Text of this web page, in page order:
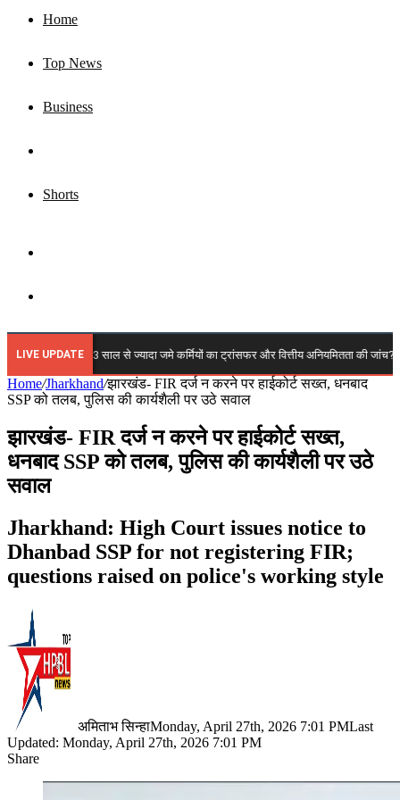
Home
Top News
Business
Shorts
for
LIVE UPDATE
में कब होगी 3 साल से ज्यादा जमे कर्मियों का ट्रांसफर और वित्तीय अनियमितता की जांच?
Home/Jharkhand/झारखंड- FIR दर्ज न करने पर हाईकोर्ट सख्त, धनबाद
SSP को तलब, पुलिस की कार्यशैली पर उठे सवाल
झारखंड- FIR दर्ज न करने पर हाईकोर्ट सख्त,
धनबाद SSP को तलब, पुलिस की कार्यशैली पर उठे
सवाल
Jharkhand: High Court issues notice to
Dhanbad SSP for not registering FIR;
questions raised on police's working style
अमिताभ सिन्हाMonday, April 27th, 2026 7:01 PMLast
Updated: Monday, April 27th, 2026 7:01 PM
Share